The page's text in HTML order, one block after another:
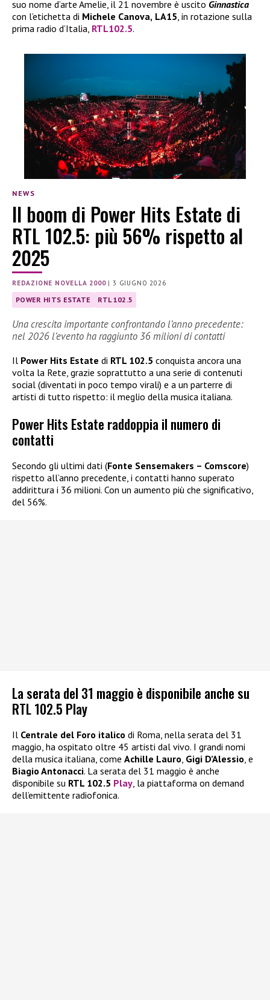
suo nome d’arte Amelie, il 21 novembre è uscito Ginnastica
con l’etichetta di Michele Canova, LA15 , in rotazione sulla
prima radio d’Italia, RTL102.5.
NEWS
Il boom di Power Hits Estate di
RTL 102.5: più 56% rispetto al
2025
REDAZIONE NOVELLA 2000|3 GIUGNO 2026
POWER HITS ESTATE RTL 102.5
Una crescita importante confrontando l’anno precedente:
nel 2026 l’evento ha raggiunto 36 milioni di contatti
Il Power Hits Estate di RTL 102.5 conquista ancora una
volta la Rete, grazie soprattutto a una serie di contenuti
social (diventati in poco tempo virali) e a un parterre di
artisti di tutto rispetto: il meglio della musica italiana.
Power Hits Estate raddoppia il numero di
contatti
Secondo gli ultimi dati (Fonte Sensemakers – Comscore)
rispetto all’anno precedente, i contatti hanno superato
addirittura i 36 milioni. Con un aumento più che significativo,
del 56%.
La serata del 31 maggio è disponibile anche su
RTL 102.5 Play
Il Centrale del Foro italico di Roma, nella serata del 31
maggio, ha ospitato oltre 45 artisti dal vivo. I grandi nomi
della musica italiana, come Achille Lauro Gigi D’Alessio , e
Biagio Antonacci. La serata del 31 maggio è anche
disponibile su RTL 102.5 Play , la piattaforma on demand
dell’emittente radiofonica.